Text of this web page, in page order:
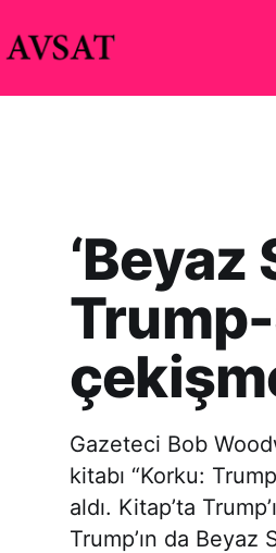
‘Beyaz
Gazeteci Bob
kitabı “Korku:
aldı. Kitap’ta
Trump’ın da Beyaz